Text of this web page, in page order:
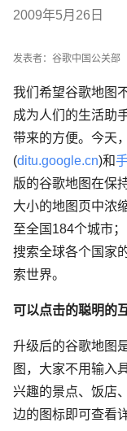
2009年5月26日
发表者：谷歌中国公关部
我们希望谷歌地图
成为人们的生活助
带来的方便。今天
(ditu.google.cn)和
版的谷歌地图在保
大小的地图页中浓
至全国184个城市
搜索全球各个国家
索世界。
可以点击的聪明的
升级后的谷歌地图
图，大家不用输入
兴趣的景点、饭店
边的图标即可查看